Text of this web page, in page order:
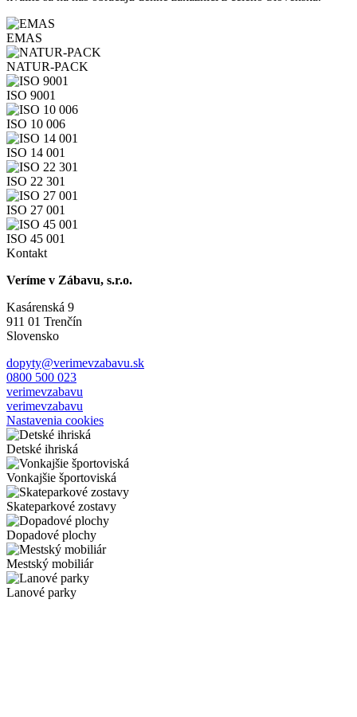
EMAS
NATUR-PACK
ISO 9001
ISO 10 006
ISO 14 001
ISO 22 301
ISO 27 001
ISO 45 001
Kontakt
Veríme v Zábavu, s.r.o.
Kasárenská 9
911 01 Trenčín
Slovensko
dopyty@verimevzabavu.sk
0800 500 023
verimevzabavu
verimevzabavu
Nastavenia cookies
Detské ihriská
Vonkajšie športoviská
Skateparkové zostavy
Dopadové plochy
Mestský mobiliár
Lanové parky